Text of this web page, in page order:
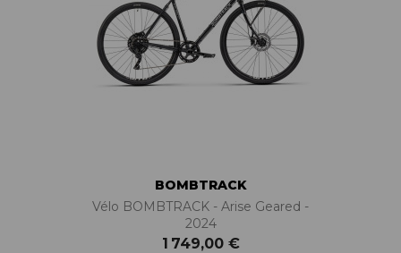
BOMBTRACK
Vélo BOMBTRACK - Arise Geared -
2024
1 749,00 €